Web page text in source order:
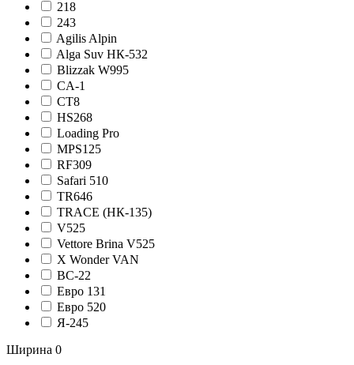
218
243
Agilis Alpin
Alga Suv НК-532
Blizzak W995
CA-1
CT8
HS268
Loading Pro
MPS125
RF309
Safari 510
TR646
TRACE (НК-135)
V525
Vettore Brina V525
X Wonder VAN
ВС-22
Евро 131
Евро 520
Я-245
Ширина 0